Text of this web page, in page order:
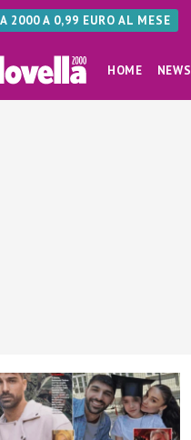
2000 A 0,99 EURO AL MESE
HOME NEWS